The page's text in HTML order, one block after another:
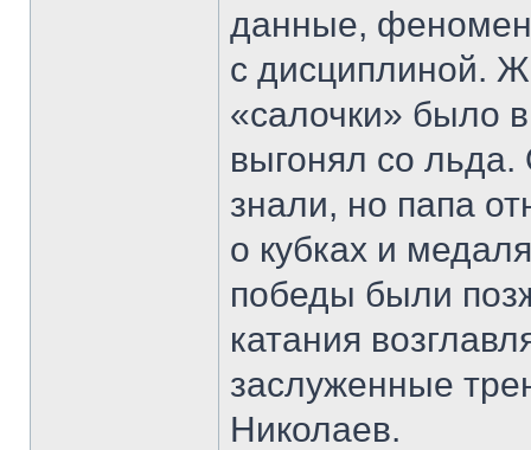
данные,
с дисциплиной.
«салочки» было
выгонял со
знали, но папа
о кубках и
победы были
катания
заслуженные
Николаев.